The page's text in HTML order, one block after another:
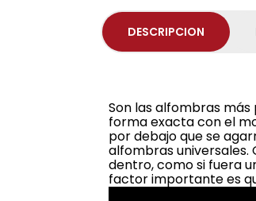
DESCRIPCION
Son las alfombras
forma exacta con el
por debajo que se
alfombras universales.
dentro, como si fuera
factor importante es